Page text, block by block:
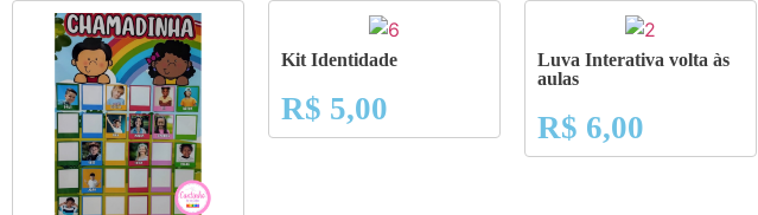
Kit Identidade
R$ 5,00
Luva Interativa volta às
aulas
R$ 6,00